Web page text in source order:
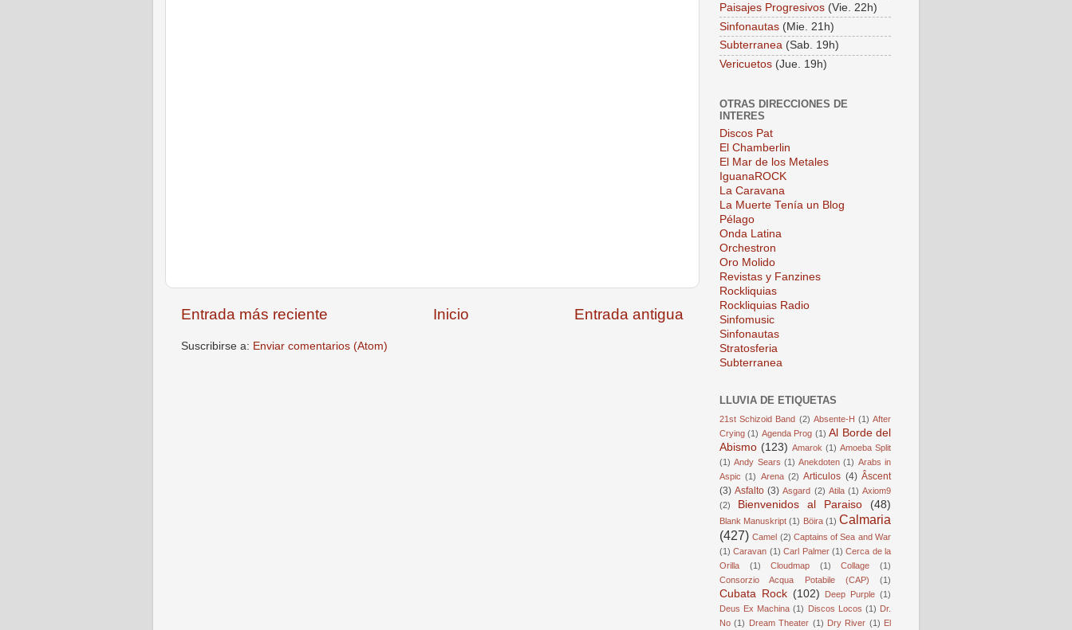
Entrada más reciente Entrada antigua
Inicio
Suscribirse a: Enviar comentarios (Atom)
Paisajes Progresivos (Vie. 22h)
Sinfonautas (Mie. 21h)
Subterranea (Sab. 19h)
Vericuetos (Jue. 19h)
OTRAS DIRECCIONES DE
INTERES
Discos Pat
El Chamberlin
El Mar de los Metales
IguanaROCK
La Caravana
La Muerte Tenía un Blog
Pélago
Onda Latina
Orchestron
Oro Molido
Revistas y Fanzines
Rockliquias
Rockliquias Radio
Sinfomusic
Sinfonautas
Stratosferia
Subterranea
LLUVIA DE ETIQUETAS
21st Schizoid Band (2) Absente-H (1) After
Crying (1) Agenda Prog (1) Al Borde del
Abismo (123) Amarok (1) Amoeba Split
(1) Andy Sears (1) Anekdoten (1) Arabs in
Aspic (1) Arena (2) Articulos (4) Âscent
(3) Asfalto (3) Asgard (2) Atila (1) Axiom9
(2)
Bienvenidos al Paraiso (48)
Blank Manuskript (1) Böira (1) Calmaria
(427) Camel (2) Captains of Sea and War
(1) Caravan (1) Carl Palmer (1) Cerca de la
Orilla
(1) Cloudmap (1) Collage
(1)
Consorzio Acqua Potabile (CAP)
(1)
Cubata Rock (102) Deep Purple (1)
Deus Ex Machina (1) Discos Locos (1) Dr.
No (1) Dream Theater (1) Dry River (1) El